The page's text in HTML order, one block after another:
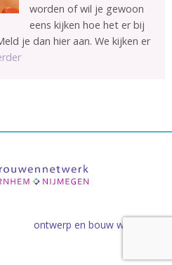
worden of wil je gewoon
eens kijken hoe het er bij
je dan hier aan. We kijken er
ontwerp en bouw website